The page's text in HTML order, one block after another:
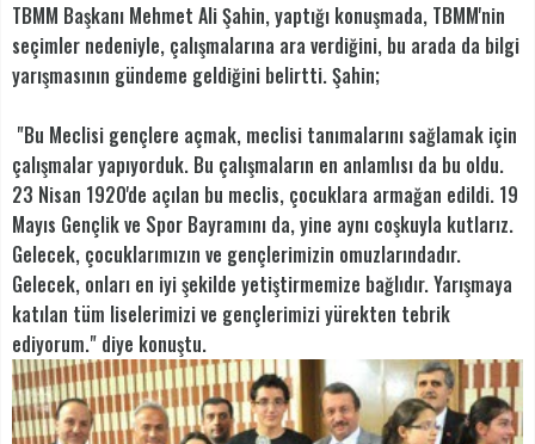
TBMM Başkanı Mehmet Ali Şahin, yaptığı konuşmada, TBMM'nin
seçimler nedeniyle, çalışmalarına ara verdiğini, bu arada da bilgi
yarışmasının gündeme geldiğini belirtti. Şahin;
"Bu Meclisi gençlere açmak, meclisi tanımalarını sağlamak için
çalışmalar yapıyorduk. Bu çalışmaların en anlamlısı da bu oldu.
23 Nisan 1920'de açılan bu meclis, çocuklara armağan edildi. 19
Mayıs Gençlik ve Spor Bayramını da, yine aynı coşkuyla kutlarız.
Gelecek, çocuklarımızın ve gençlerimizin omuzlarındadır.
Gelecek, onları en iyi şekilde yetiştirmemize bağlıdır. Yarışmaya
katılan tüm liselerimizi ve gençlerimizi yürekten tebrik
ediyorum." diye konuştu.